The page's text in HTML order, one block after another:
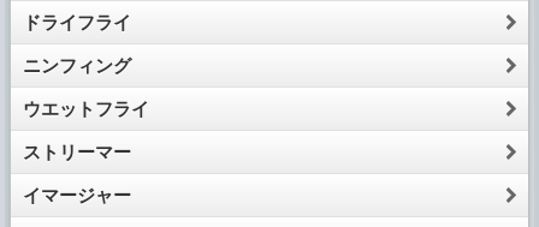
ドライフライ
ニンフィング
ウエットフライ
ストリーマー
イマージャー